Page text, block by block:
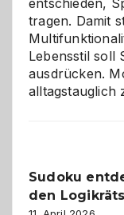
tragen. Damit
Lebensstil soll
ausdrücken.
alltagstauglich
Sudoku
den